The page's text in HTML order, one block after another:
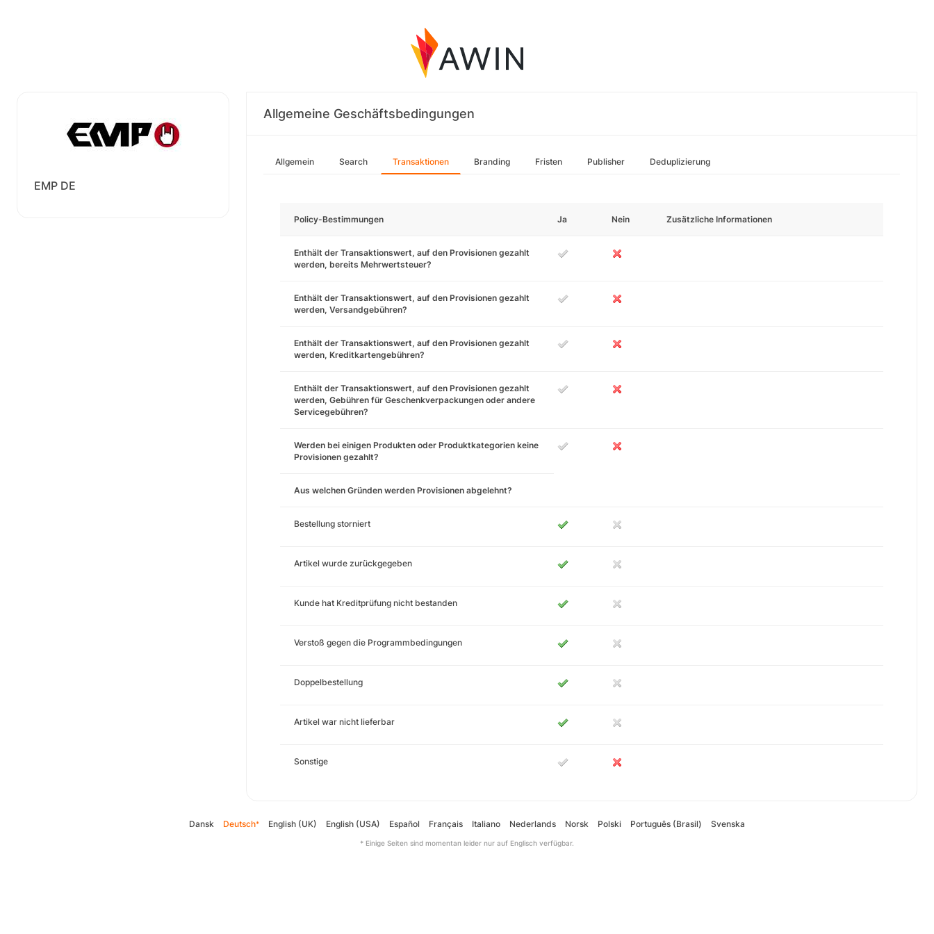
EMP DE
Allgemeine Geschäftsbedingungen
Allgemein Search Transaktionen Branding Fristen Publisher Deduplizierung
Policy-Bestimmungen Ja Nein Zusätzliche Informationen
Enthält der Transaktionswert, auf den Provisionen gezahlt
werden, bereits Mehrwertsteuer?
Enthält der Transaktionswert, auf den Provisionen gezahlt
werden, Versandgebühren?
Enthält der Transaktionswert, auf den Provisionen gezahlt
werden, Kreditkartengebühren?
Enthält der Transaktionswert, auf den Provisionen gezahlt
werden, Gebühren für Geschenkverpackungen oder andere
Servicegebühren?
Werden bei einigen Produkten oder Produktkategorien keine
Provisionen gezahlt?
Aus welchen Gründen werden Provisionen abgelehnt?
Bestellung storniert
Artikel wurde zurückgegeben
Kunde hat Kreditprüfung nicht bestanden
Verstoß gegen die Programmbedingungen
Doppelbestellung
Artikel war nicht lieferbar
Sonstige
Dansk Deutsch* English (UK) English (USA) Español Français Italiano Nederlands Norsk Polski Português (Brasil) Svenska
* Einige Seiten sind momentan leider nur auf Englisch verfügbar.